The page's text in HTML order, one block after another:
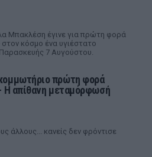
Μπακλέση έγινε για πρώτη φορά
κόσμο ένα υγιέστατο
7 Αυγούστου.
πρώτη φορά
Η απίθανη μεταμόρφωσή
άλλους... κανείς δεν φρόντισε